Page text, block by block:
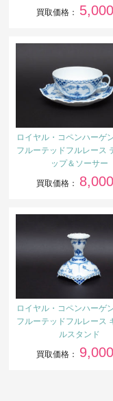
買取価格： 5,000
ロイヤル・コペンハーゲ
フルーテッドフルレース
ップ＆ソーサー
買取価格： 8,000
ロイヤル・コペンハーゲ
フルーテッドフルレース
ルスタンド
買取価格： 9,000